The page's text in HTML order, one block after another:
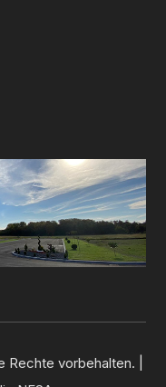
Rechte vorbehalten. |